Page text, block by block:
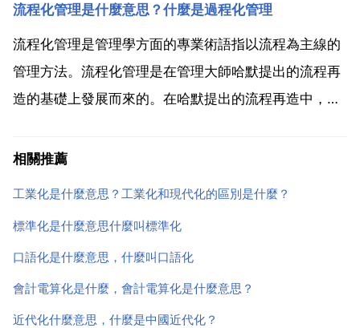
動，喜怒哀樂經常會不經意間轉換，前一秒可能還是高
興的，後一秒就可能悶悶不樂 焦躁不安。也可以理解為
是人在不...
流程化管理是什麼意思？什麼是過程化管理
流程化管理是管理學方面的專業術語指以流程為主線的
管理方法。流程化管理是在管理大師哈默提出的流程再
造的基礎上發展而來的。在哈默提出的流程再造中，所
目的是為了提高公司的整體運營效率。流程化管理內容
相關推薦
工業化是什麼意思？工業化和現代化的區別是什麼？
標準化是什麼意思什麼叫標準化
口語化是什麼意思，什麼叫口語化
會計電算化是什麼，會計電算化是什麼意思？
近代化什麼意思，什麼是中國近代化？